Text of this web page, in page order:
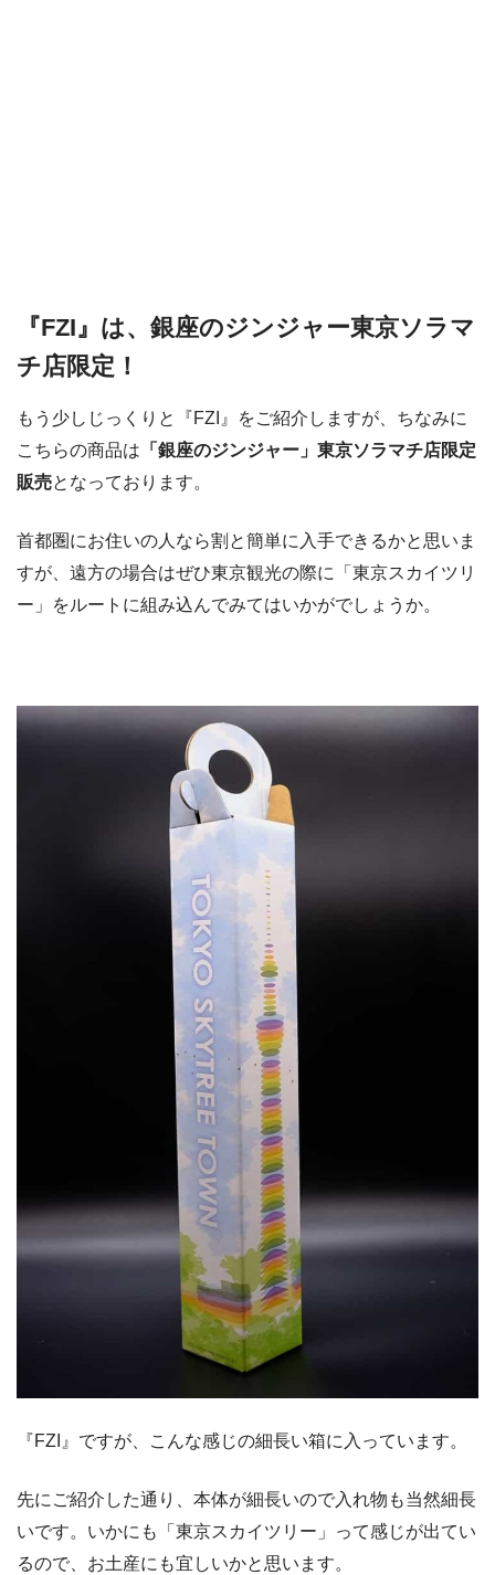
『FZI』は、銀座のジンジャー東京ソラマ
チ店限定！
もう少しじっくりと『FZI』をご紹介しますが、ちなみに
こちらの商品は 「銀座のジンジャー」東京ソラマチ店限定
販売となっております。
首都圏にお住いの人なら割と簡単に入手できるかと思いま
すが、遠方の場合はぜひ東京観光の際に「東京スカイツリ
ー」をルートに組み込んでみてはいかがでしょうか。
『FZI』ですが、こんな感じの細長い箱に入っています。
先にご紹介した通り、本体が細長いので入れ物も当然細長
いです。いかにも「東京スカイツリー」って感じが出てい
るので、お土産にも宜しいかと思います。